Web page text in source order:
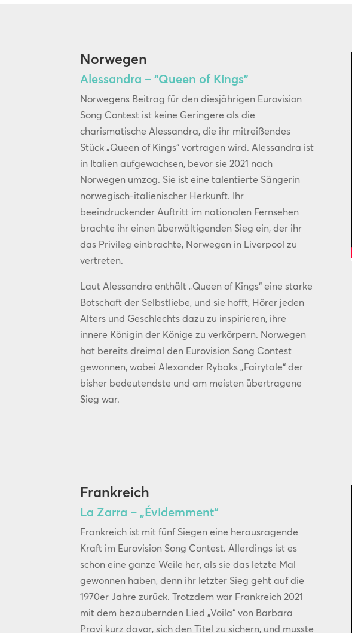
Norwegen
Alessandra – “Queen of Kings”
Norwegens Beitrag für den diesjährigen Eurovision
Song Contest ist keine Geringere als die
charismatische Alessandra, die ihr mitreißendes
Stück „Queen of Kings“ vortragen wird. Alessandra ist
in Italien aufgewachsen, bevor sie 2021 nach
Norwegen umzog. Sie ist eine talentierte Sängerin
norwegisch-italienischer Herkunft. Ihr
beeindruckender Auftritt im nationalen Fernsehen
brachte ihr einen überwältigenden Sieg ein, der ihr
das Privileg einbrachte, Norwegen in Liverpool zu
vertreten.
Laut Alessandra enthält „Queen of Kings“ eine starke
Botschaft der Selbstliebe, und sie hofft, Hörer jeden
Alters und Geschlechts dazu zu inspirieren, ihre
innere Königin der Könige zu verkörpern. Norwegen
hat bereits dreimal den Eurovision Song Contest
gewonnen, wobei Alexander Rybaks „Fairytale“ der
bisher bedeutendste und am meisten übertragene
Sieg war.
Frankreich
La Zarra – „Évidemment“
Frankreich ist mit fünf Siegen eine herausragende
Kraft im Eurovision Song Contest. Allerdings ist es
schon eine ganze Weile her, als sie das letzte Mal
gewonnen haben, denn ihr letzter Sieg geht auf die
1970er Jahre zurück. Trotzdem war Frankreich 2021
mit dem bezaubernden Lied „Voila“ von Barbara
Pravi kurz davor, sich den Titel zu sichern, und musste